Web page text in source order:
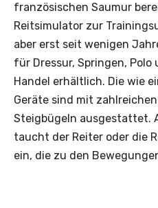
französischen Saumur
Reitsimulator zur
aber erst seit wenigen
für Dressur, Springen, Polo
Handel erhältlich. Die wie
Geräte sind mit
Steigbügeln ausgestattet.
taucht der Reiter oder die
ein, die zu den